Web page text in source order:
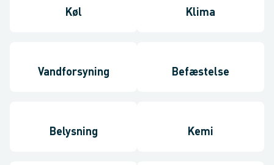
Køl Klima
Vandforsyning Befæstelse
Belysning Kemi